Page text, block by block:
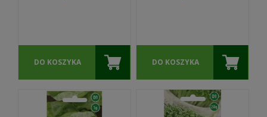
DO KOSZYKA DO KOSZYKA